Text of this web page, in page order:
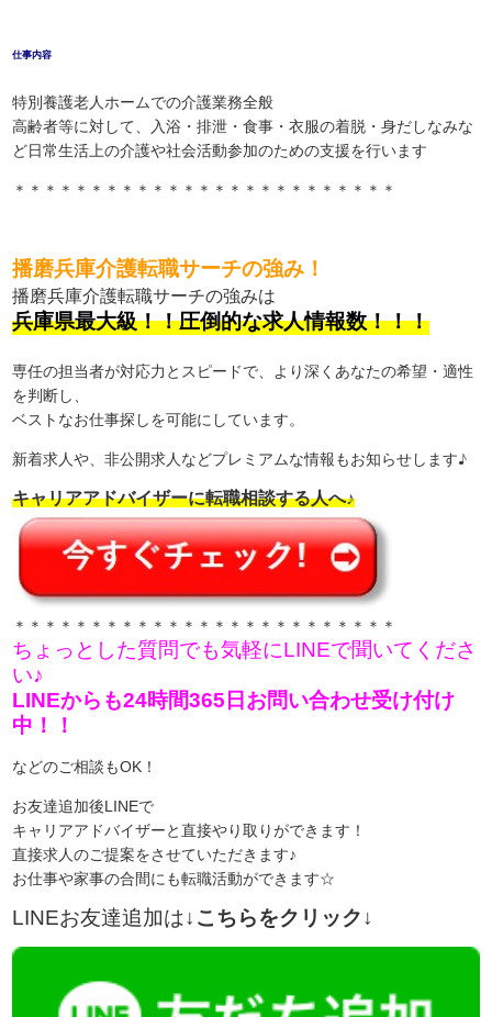
仕事内容
特別養護老人ホームでの介護業務全般
高齢者等に対して、入浴・排泄・食事・衣服の着脱・身だしなみな
ど日常生活上の介護や社会活動参加のための支援を行います
＊＊＊＊＊＊＊＊＊＊＊＊＊＊＊＊＊＊＊＊＊＊＊＊＊
播磨兵庫介護転職サーチの強み！
播磨兵庫介護転職サーチの強みは
兵庫県最大級！！圧倒的な求人情報数！！！
専任の担当者が対応力とスピードで、より深くあなたの希望・適性
を判断し、
ベストなお仕事探しを可能にしています。
新着求人や、非公開求人などプレミアムな情報もお知らせします♪
キャリアアドバイザーに転職相談する人へ♪
＊＊＊＊＊＊＊＊＊＊＊＊＊＊＊＊＊＊＊＊＊＊＊＊＊
ちょっとした質問でも気軽にLINEで聞いてくださ
い♪
LINEからも24時間365日お問い合わせ受け付け
中！！
などのご相談もOK！
お友達追加後LINEで
キャリアアドバイザーと直接やり取りができます！
直接求人のご提案をさせていただきます♪
お仕事や家事の合間にも転職活動ができます☆
LINEお友達追加は↓こちらをクリック↓